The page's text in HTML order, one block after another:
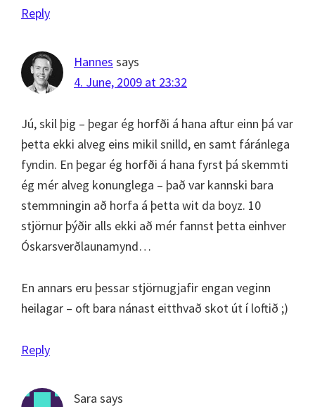
Reply
Hannes says
4. June, 2009 at 23:32
Jú, skil þig – þegar ég horfði á hana aftur einn þá var
þetta ekki alveg eins mikil snilld, en samt fáránlega
fyndin. En þegar ég horfði á hana fyrst þá skemmti
ég mér alveg konunglega – það var kannski bara
stemmningin að horfa á þetta wit da boyz. 10
stjörnur þýðir alls ekki að mér fannst þetta einhver
Óskarsverðlaunamynd…
En annars eru þessar stjörnugjafir engan veginn
heilagar – oft bara nánast eitthvað skot út í loftið ;)
Reply
Sara says